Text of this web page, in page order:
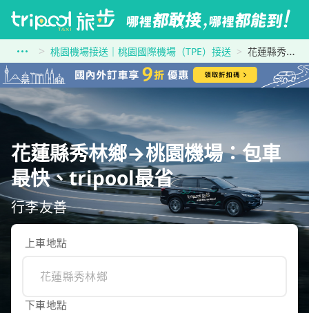
桃園機場接送｜桃園國際機場（TPE）接送 花蓮縣秀林鄉到桃園機場
花蓮縣秀林鄉→桃園機場：包車
最快、tripool最省
行李友善
上車地點
下車地點